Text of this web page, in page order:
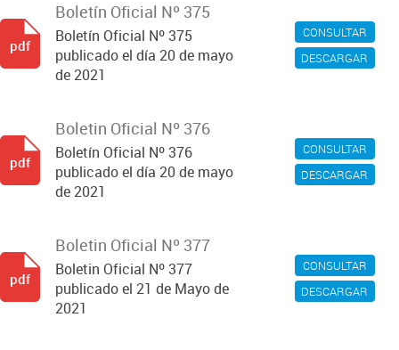
CONSULTAR
DESCARGAR
Boletín Oficial Nº 375
Boletín Oficial Nº 375
publicado el día 20 de mayo
de 2021
pdf
CONSULTAR
DESCARGAR
Boletin Oficial Nº 376
Boletín Oficial Nº 376
publicado el día 20 de mayo
de 2021
pdf
CONSULTAR
DESCARGAR
Boletin Oficial Nº 377
Boletin Oficial Nº 377
publicado el 21 de Mayo de
2021
pdf